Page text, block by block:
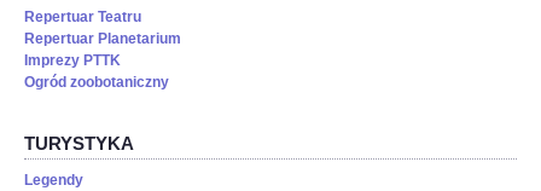
Repertuar Teatru
Repertuar Planetarium
Imprezy PTTK
Ogród zoobotaniczny
TURYSTYKA
Legendy